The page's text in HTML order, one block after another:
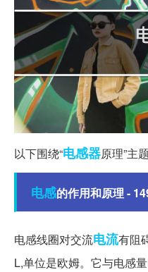
以下围绕“电感器原理”主
电感的作用和原理 -
电感线圈对交流电流有阻
L,单位是欧姆。它与电感